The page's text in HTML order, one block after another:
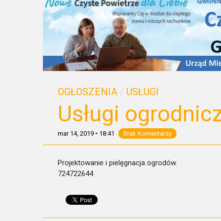
OGŁOSZENIA / USŁUGI
Usługi
mar 14, 2019 • 18:41 Brak Komentarzy
Projektowanie i pielęgnacja ogrodów.
724722644